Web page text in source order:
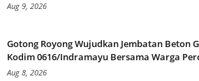
Aug 9, 2026
Gotong Royong Wujudkan Jembatan Beton
Kodim 0616/Indramayu Bersama Warga
Aug 8, 2026